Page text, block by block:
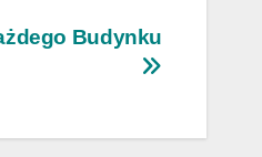
Budynku